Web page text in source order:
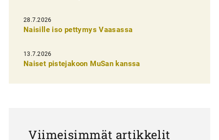
e
n
e
28.7.2026
Naisille iso pettymys Vaasassa
13.7.2026
Naiset pistejakoon MuSan kanssa
Viimeisimmät artikkelit